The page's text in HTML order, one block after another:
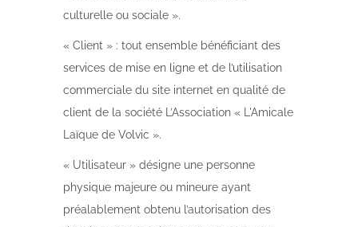
culturelle ou sociale ».
« Client » : tout ensemble bénéficiant des
services de mise en ligne et de l’utilisation
commerciale du site internet en qualité de
client de la société L’Association « L'Amicale
Laïque de Volvic ».
« Utilisateur » désigne une personne
physique majeure ou mineure ayant
préalablement obtenu l’autorisation des